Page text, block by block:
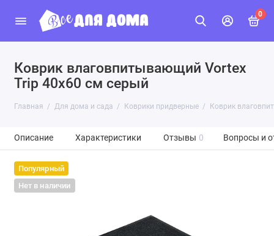
0
Коврик влаговпитывающий Vortex
Trip 40х60 см серый
Главная Для дома и сада Коврики придверные Коврик
Описание Характеристики Отзывы 0 Вопросы и
Популярный
Нет в наличии